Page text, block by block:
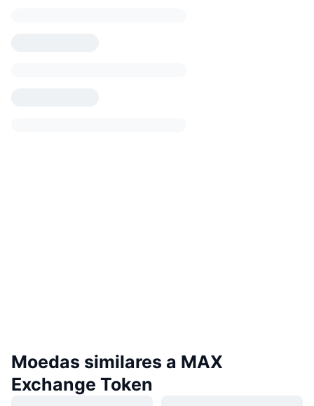
Moedas similares a MAX
Exchange Token